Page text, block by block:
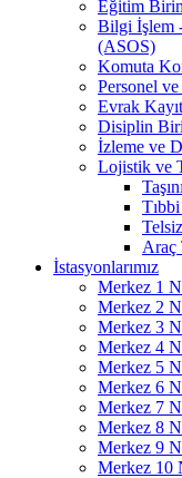
Eğitim
Bilgi İşlem
(ASOS)
Komuta
Personel
Evrak
Disiplin
İzleme ve
Lojistik ve
Araç
İstasyonlarımız
Merkez 1
Merkez 2
Merkez 3
Merkez 4
Merkez 5
Merkez 6
Merkez 7
Merkez 8
Merkez 9
Merkez 10